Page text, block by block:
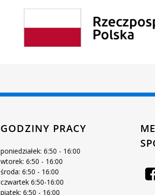
GODZINY PRACY
poniedziałek: 6:50 - 16:00
wtorek: 6:50 - 16:00
środa: 6:50 - 16:00
czwartek 6:50-16:00
piątek: 6:50 - 16:00